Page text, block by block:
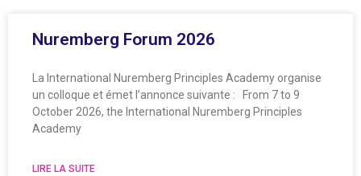
Nuremberg Forum 2026
La International Nuremberg Principles Academy organise
un colloque et émet l’annonce suivante : From 7 to 9
October 2026, the International Nuremberg Principles
Academy
LIRE LA SUITE